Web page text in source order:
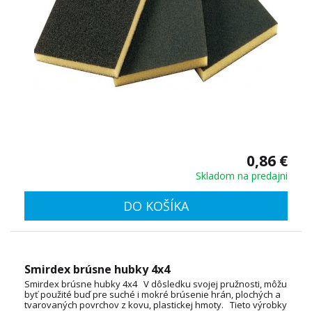
0,86 €
Skladom na predajni
DO KOŠÍKA
Smirdex brúsne hubky 4x4
Smirdex brúsne hubky 4x4 V dôsledku svojej pružnosti, môžu
byť použité buď pre suché i mokré brúsenie hrán, plochých a
tvarovaných povrchov z kovu, plastickej hmoty. Tieto výrobky